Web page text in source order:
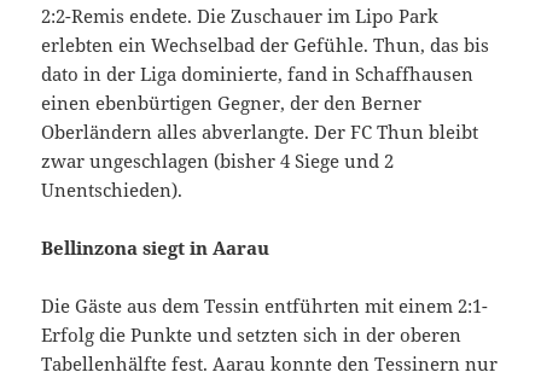
2:2-Remis endete. Die Zuschauer im Lipo Park
erlebten ein Wechselbad der Gefühle. Thun, das bis
dato in der Liga dominierte, fand in Schaffhausen
einen ebenbürtigen Gegner, der den Berner
Oberländern alles abverlangte. Der FC Thun bleibt
zwar ungeschlagen (bisher 4 Siege und 2
Unentschieden).
Bellinzona siegt in Aarau
Die Gäste aus dem Tessin entführten mit einem 2:1-
Erfolg die Punkte und setzten sich in der oberen
Tabellenhälfte fest. Aarau konnte den Tessinern nur